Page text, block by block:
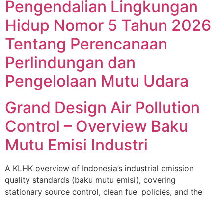
Pengendalian Lingkungan
Hidup Nomor 5 Tahun 2026
Tentang Perencanaan
Perlindungan dan
Pengelolaan Mutu Udara
Grand Design Air Pollution
Control – Overview Baku
Mutu Emisi Industri
A KLHK overview of Indonesia’s industrial emission
quality standards (baku mutu emisi), covering
stationary source control, clean fuel policies, and the